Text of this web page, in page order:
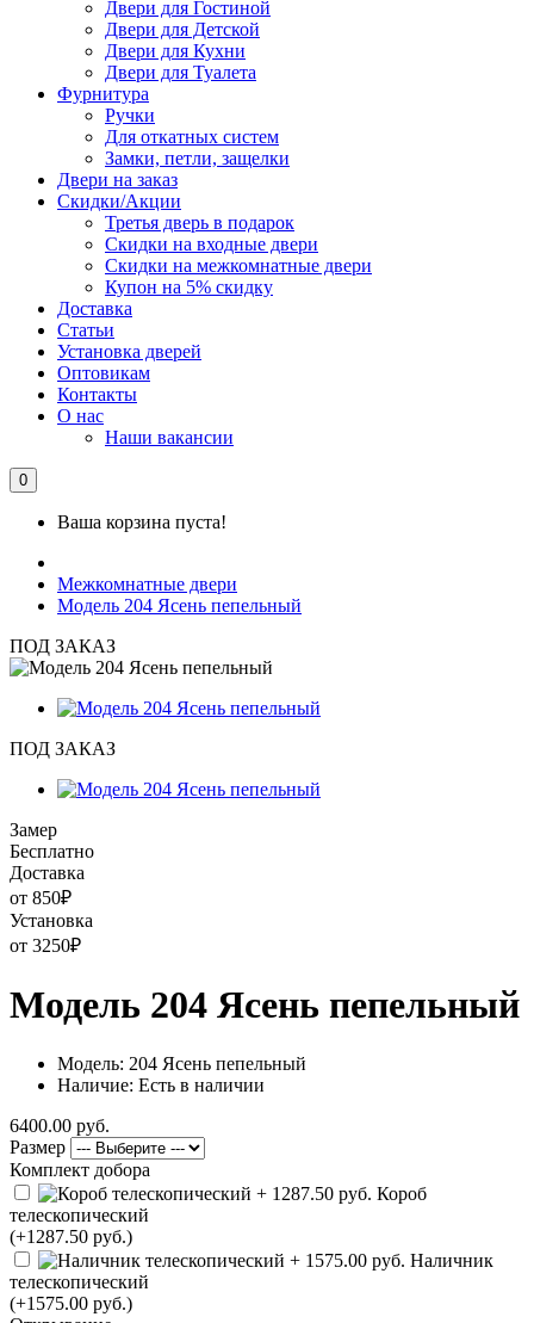
Двери для Гостиной
Двери для Детской
Двери для Кухни
Двери для Туалета
Фурнитура
Ручки
Для откатных систем
Замки, петли, защелки
Двери на заказ
Скидки/Акции
Третья дверь в подарок
Скидки на входные двери
Скидки на межкомнатные двери
Купон на 5% скидку
Доставка
Статьи
Установка дверей
Оптовикам
Контакты
О нас
Наши вакансии
0
Ваша корзина пуста!
Межкомнатные двери
Модель 204 Ясень пепельный
ПОД ЗАКАЗ
ПОД ЗАКАЗ
Замер
Бесплатно
Доставка
от 850₽
Установка
от 3250₽
Модель 204 Ясень пепельный
Модель: 204 Ясень пепельный
Наличие: Есть в наличии
6400.00 руб.
Размер
Комплект добора
Короб
телескопический
(+1287.50 руб.)
Наличник
телескопический
(+1575.00 руб.)